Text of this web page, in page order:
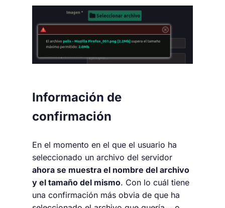
Información de
confirmación
En el momento en el que el usuario ha
seleccionado un archivo del servidor
ahora se muestra el nombre del archivo
y el tamaño del mismo. Con lo cuál tiene
una confirmación más obvia de que ha